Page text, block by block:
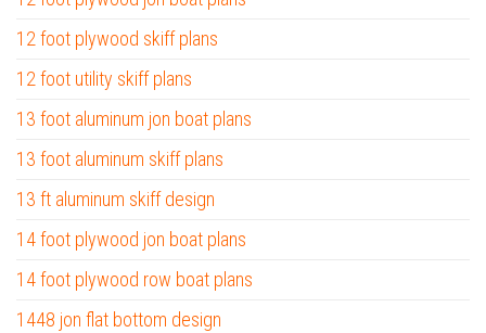
12 foot plywood skiff plans
12 foot utility skiff plans
13 foot aluminum jon boat plans
13 foot aluminum skiff plans
13 ft aluminum skiff design
14 foot plywood jon boat plans
14 foot plywood row boat plans
1448 jon flat bottom design